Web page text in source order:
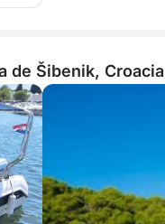
de Šibenik, Croacia